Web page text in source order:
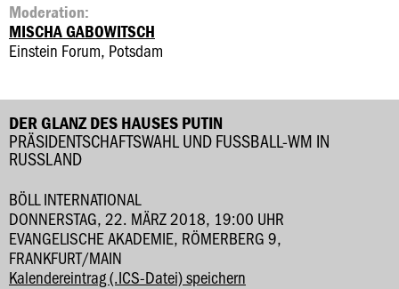
Moderation:
MISCHA GABOWITSCH
Einstein Forum, Potsdam
DER GLANZ DES HAUSES PUTIN
PRÄSIDENTSCHAFTSWAHL UND FUSSBALL-WM IN R
USSLAND
BÖLL INTERNATIONAL
DONNERSTAG, 22. MÄRZ 2018, 19:00 UHR
EVANGELISCHE AKADEMIE, RÖMERBERG 9,
FRANKFURT/MAIN
Kalendereintrag (.ICS-Datei) speichern